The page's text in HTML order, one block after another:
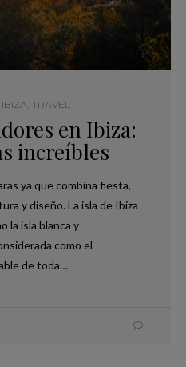
,TRAVEL
en Ibiza:
increíbles
ya que combina fiesta,
y diseño. La isla de Ibiza
la isla blanca y
como el
de toda…